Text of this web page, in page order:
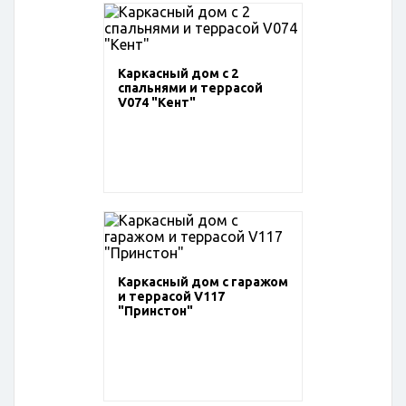
Каркасный дом с 2
спальнями и террасой
V074 "Кент"
Каркасный дом с гаражом
и террасой V117
"Принстон"